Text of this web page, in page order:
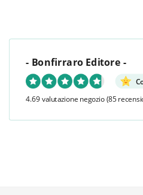
- Bonfirraro Editore -
4.69 valutazione negozio (85